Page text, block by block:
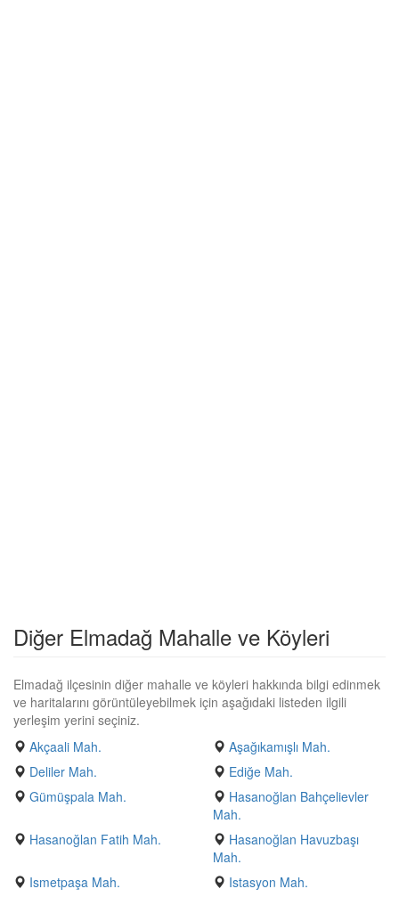
Diğer Elmadağ Mahalle ve Köyleri
Elmadağ ilçesinin diğer mahalle ve köyleri hakkında bilgi edinmek
ve haritalarını görüntüleyebilmek için aşağıdaki listeden ilgili
yerleşim yerini seçiniz.
Akçaali Mah.
Aşağıkamışlı Mah.
Deliler Mah.
Ediğe Mah.
Gümüşpala Mah.
Hasanoğlan Bahçelievler
Mah.
Hasanoğlan Fatih Mah.
Hasanoğlan Havuzbaşı
Mah.
Ismetpaşa Mah.
Istasyon Mah.